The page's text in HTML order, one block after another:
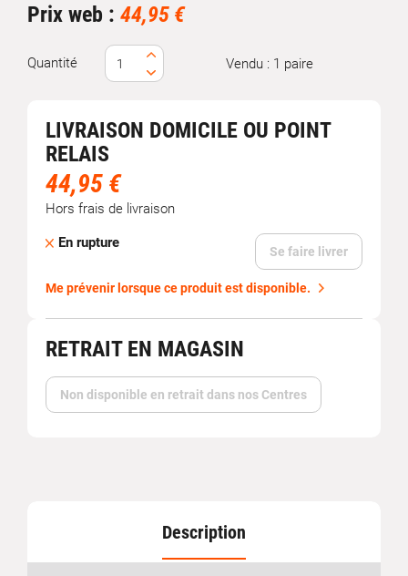
Prix web : 44,95 €
Quantité Vendu : 1 paire
LIVRAISON DOMICILE OU POINT
RELAIS
44,95 €
Hors frais de livraison
En rupture
Se faire livrer
Me prévenir lorsque ce produit est disponible.
RETRAIT EN MAGASIN
Non disponible en retrait dans nos Centres
Description